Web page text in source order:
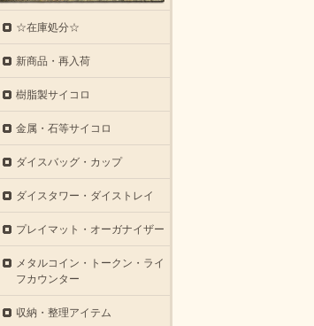
☆在庫処分☆
新商品・再入荷
樹脂製サイコロ
金属・石等サイコロ
ダイスバッグ・カップ
ダイスタワー・ダイストレイ
プレイマット・オーガナイザー
メタルコイン・トークン・ライ
フカウンター
収納・整理アイテム